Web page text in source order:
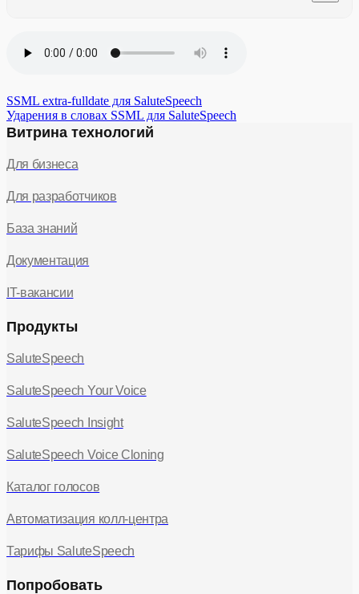
SSML extra-fulldate для SaluteSpeech
Ударения в словах SSML для SaluteSpeech
Витрина технологий
Для бизнеса
Для разработчиков
База знаний
Документация
IT-вакансии
Продукты
SaluteSpeech
SaluteSpeech Your Voice
SaluteSpeech Insight
SaluteSpeech Voice Cloning
Каталог голосов
Автоматизация колл-центра
Тарифы SaluteSpeech
Попробовать